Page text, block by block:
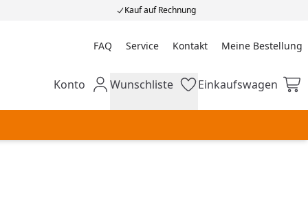
Kauf auf Rechnung
FAQ Service Kontakt Meine Bestellung
Meine Bestellung
Mein Konto
Konto Wunschliste
Wunschliste Einkaufswagen
Einkaufswagen